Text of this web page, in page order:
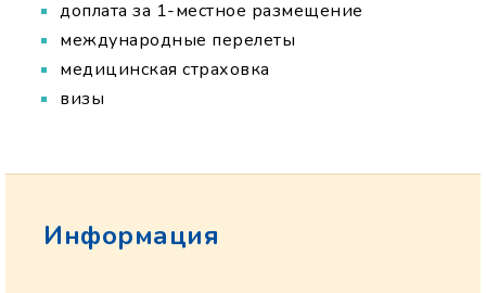
доплата за 1-местное размещение
международные перелеты
медицинская страховка
визы
Информация